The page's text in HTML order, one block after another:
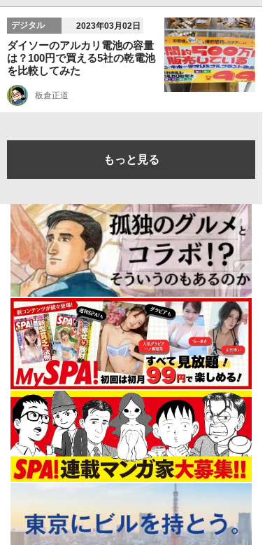
デジタル 2023年03月02日
ダイソーのアルカリ電池の容量
は？100円で買える5社の乾電池
を比較してみた
板倉正道
もっと見る